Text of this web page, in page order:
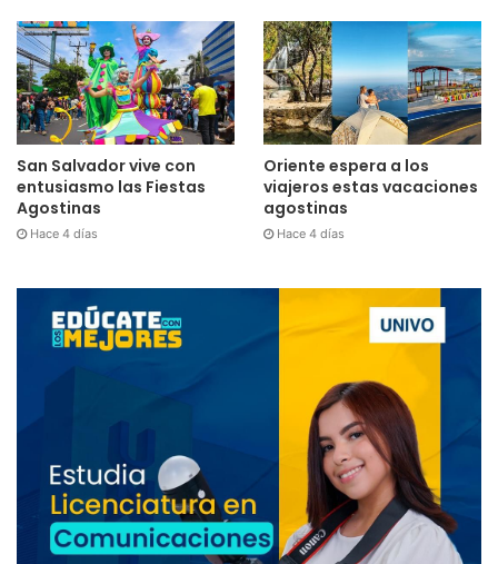
San Salvador vive con
entusiasmo las Fiestas
Agostinas
Hace 4 días
Oriente espera a los
viajeros estas vacaciones
agostinas
Hace 4 días